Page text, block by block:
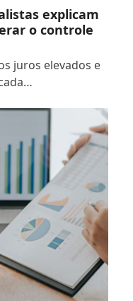
explicam
o controle
juros elevados e